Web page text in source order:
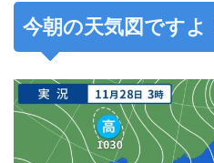
今朝の天気図ですよ